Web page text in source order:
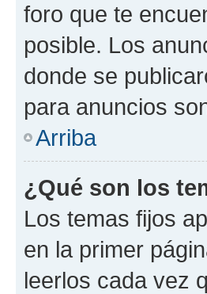
foro que te
posible. Los
donde se
para anuncios
Arriba
¿Qué son los
Los temas fijos
en la primer
leerlos cada vez